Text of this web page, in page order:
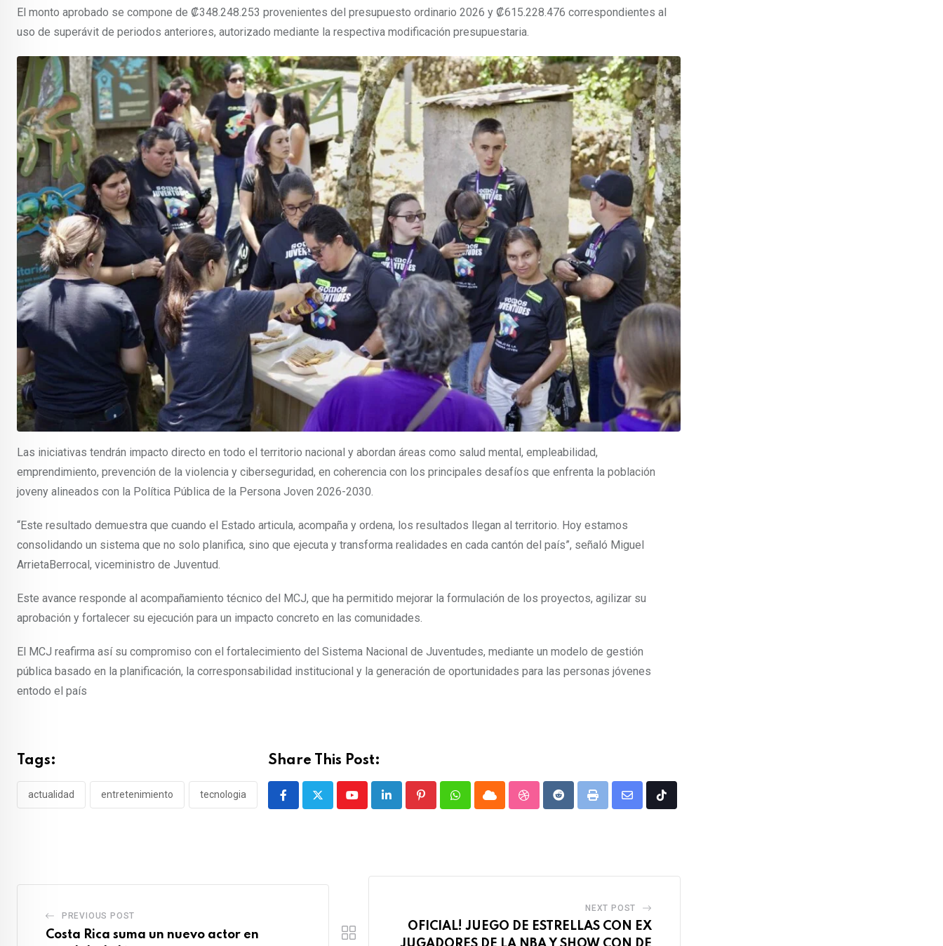
El monto aprobado se compone de ₡348.248.253 provenientes del presupuesto ordinario 2026 y ₡615.228.476 correspondientes al
uso de superávit de periodos anteriores, autorizado mediante la respectiva modificación presupuestaria.
Las iniciativas tendrán impacto directo en todo el territorio nacional y abordan áreas como salud mental, empleabilidad,
emprendimiento, prevención de la violencia y ciberseguridad, en coherencia con los principales desafíos que enfrenta la población
joveny alineados con la Política Pública de la Persona Joven 2026-2030.
“Este resultado demuestra que cuando el Estado articula, acompaña y ordena, los resultados llegan al territorio. Hoy estamos
consolidando un sistema que no solo planifica, sino que ejecuta y transforma realidades en cada cantón del país”, señaló Miguel
ArrietaBerrocal, viceministro de Juventud.
Este avance responde al acompañamiento técnico del MCJ, que ha permitido mejorar la formulación de los proyectos, agilizar su
aprobación y fortalecer su ejecución para un impacto concreto en las comunidades.
El MCJ reafirma así su compromiso con el fortalecimiento del Sistema Nacional de Juventudes, mediante un modelo de gestión
pública basado en la planificación, la corresponsabilidad institucional y la generación de oportunidades para las personas jóvenes
entodo el país
Tags:
actualidad entretenimiento tecnologia
Share This Post:
YoutubeLinkedIn PinterestWhatsappCloud StumbleUpon
RedditPrint
Share
Tiktok
PREVIOUS POST
Costa Rica suma un nuevo actor en
NEXT POST
OFICIAL! JUEGO DE ESTRELLAS CON EX